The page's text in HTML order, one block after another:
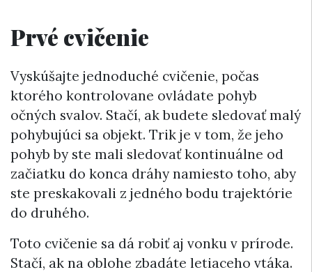
Prvé cvičenie
Vyskúšajte jednoduché cvičenie, počas
ktorého kontrolovane ovládate pohyb
očných svalov. Stačí, ak budete sledovať malý
pohybujúci sa objekt. Trik je v tom, že jeho
pohyb by ste mali sledovať kontinuálne od
začiatku do konca dráhy namiesto toho, aby
ste preskakovali z jedného bodu trajektórie
do druhého.
Toto cvičenie sa dá robiť aj vonku v prírode.
Stačí, ak na oblohe zbadáte letiaceho vtáka.